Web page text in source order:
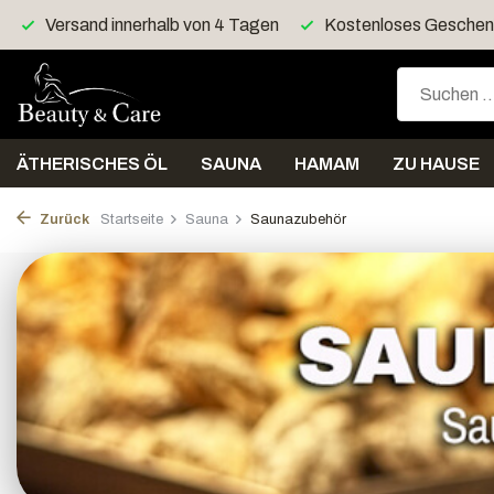
Kostenloses Geschenk > 40 Euro Kostenloser
ÄTHERISCHES ÖL SAUNA HAMAM ZU HAUSE
Zurück Startseite Sauna Saunazubehör